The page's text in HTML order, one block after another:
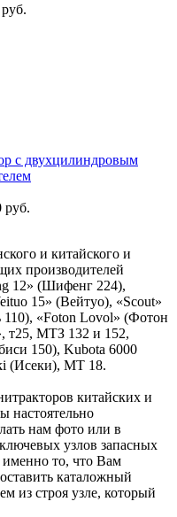
с двухцилиндровым
руб.
и китайского и
производителей
12» (Шифенг 224),
15» (Вейтуо), «Scout»
110), «Foton Lovol» (Фотон
т25, МТЗ 132 и 152,
150), Kubota 6000
(Исеки), МТ 18.
китайских и
настоятельно
нам фото или в
узлов запасных
именно то, что Вам
каталожный
из строя узле, который